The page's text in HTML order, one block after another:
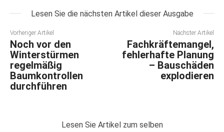
Lesen Sie die nächsten Artikel dieser Ausgabe
Vorheriger Artikel
Noch vor den
Winterstürmen
regelmäßig
Baumkontrollen
durchführen
Nächster Artikel
Fachkräftemangel,
fehlerhafte Planung
– Bauschäden
explodieren
Lesen Sie Artikel zum selben